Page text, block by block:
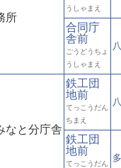
所
うしゃまえ
合同庁
舎前
ごうどうちょ
うしゃまえ
なと分庁舎
鉄工団
地前
てっこうだん
ちまえ
鉄工団
地前
てっこうだん